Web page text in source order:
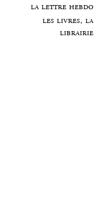
la lettre hebdo
les livres, la
librairie